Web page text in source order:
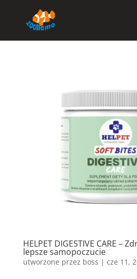
HELPET DIGESTIVE CARE –
lepsze samopoczucie
utworzone przez boss | cze 11,